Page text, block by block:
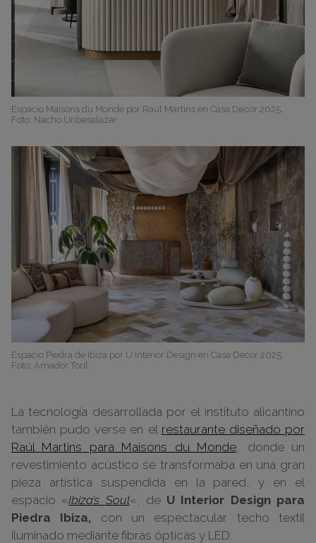
Espacio Maisons du Monde por Raúl Martins en Casa Decor 2025.
Foto: Nacho Uribesalazar
Espacio Piedra de Ibiza por U Interior Design en Casa Decor 2025.
Foto: Amador Toril
La tecnología desarrollada por el instituto alicantino
también pudo verse en el restaurante diseñado por
Raúl Martins para Maisons du Monde , donde un
revestimiento acústico se transformaba en una gran
pieza artística suspendida en la pared, y en el
espacio «Ibiza’s Soul«, de U Interior Design para
Piedra Ibiza, con un espectacular techo textil
iluminado mediante fibras ópticas y LED.